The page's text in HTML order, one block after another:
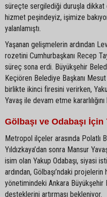
süreçte sergilediği duruşla dikkat
hizmet peşindeyiz, işimize
yalanlamıştı.
Yaşanan gelişmelerin ardından
rozetini Cumhurbaşkanı Recep
süreç sona erdi. Büyükşehir
Keçiören Belediye Başkanı Mesut
birlikte ikinci firesini verirken,
Yavaş ile devam etme
Gölbaşı ve Odabaşı
Metropol ilçeler arasında Polatlı
Yıldızkaya’dan sonra Mansur
isim olan Yakup Odabaşı, siyasi
ardından, Gölbaşı’ndaki
yönetimindeki Ankara Büyükşehir
desteklerini artırması bekleniyor.